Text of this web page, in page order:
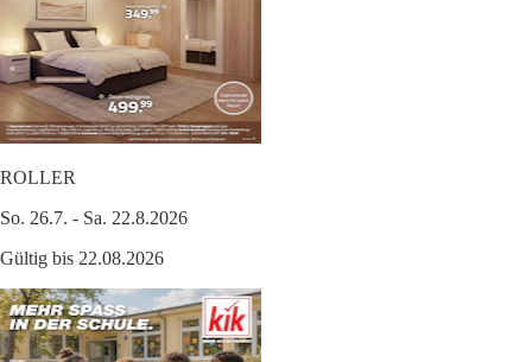
ROLLER
So. 26.7. - Sa. 22.8.2026
Gültig bis 22.08.2026